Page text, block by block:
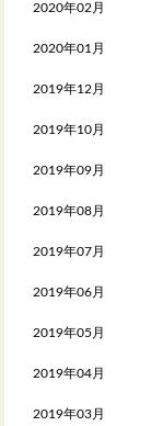
2020年02月
2020年01月
2019年12月
2019年10月
2019年09月
2019年08月
2019年07月
2019年06月
2019年05月
2019年04月
2019年03月